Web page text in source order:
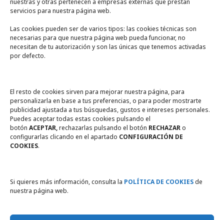
nuestras y otras pertenecen a empresas externas que prestan
servicios para nuestra página web.
Las cookies pueden ser de varios tipos: las cookies técnicas son
necesarias para que nuestra página web pueda funcionar, no
necesitan de tu autorización y son las únicas que tenemos activadas
por defecto.
El resto de cookies sirven para mejorar nuestra página, para
personalizarla en base a tus preferencias, o para poder mostrarte
publicidad ajustada a tus búsquedas, gustos e intereses personales.
Puedes aceptar todas estas cookies pulsando el
botón ACEPTAR,rechazarlas pulsando el botón RECHAZARo
configurarlas clicando en el apartado CONFIGURACIÓN DE
COOKIES.
Si quieres más información, consulta la POLÍTICA DE COOKIESde
nuestra página web.
A un click
Tienda online Legal
Política de privacidad
Política de Cookies